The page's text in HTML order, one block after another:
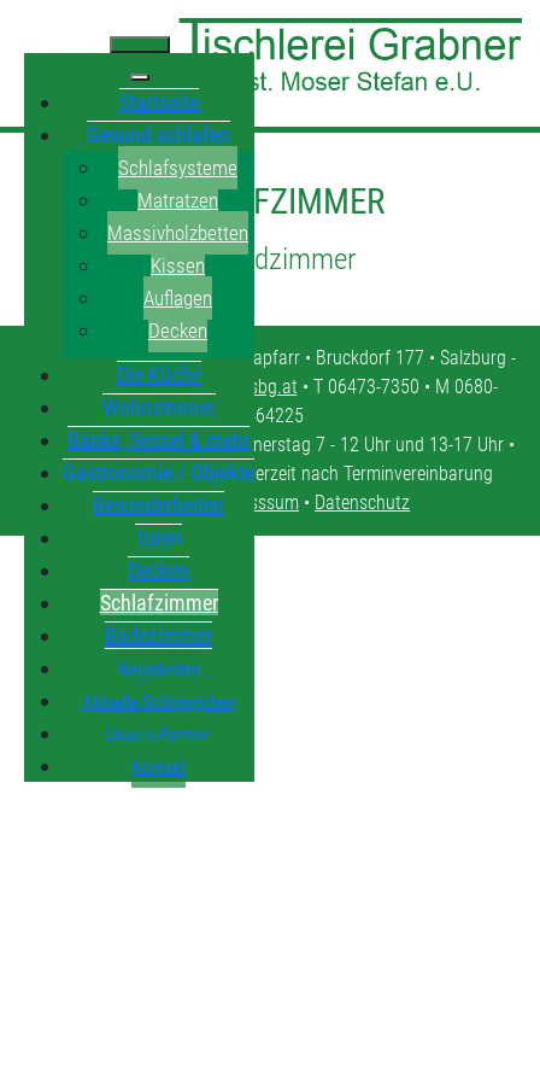
Startseite
Gesund schlafen
Schlafsysteme
Matratzen
Massivholzbetten
Kissen
Auflagen
Decken
Die Küche
Wohnzimmer
Bänke, Sessel & mehr
Gastronomie / Objekte
Besonderheiten
Türen
Decken
Schlafzimmer
Badezimmer
Neuigkeiten
Aktuelle Schnäppchen
Unsere Partner
Kontakt
SCHLAFZIMMER
Jugendzimmer
Tischlerei Grabner • 5571 Mariapfarr • Bruckdorf 177 • Salzburg -
Lungau • tischlerei.moser@sbg.at • T 06473-7350 • M 0680-
4464225
Öffnungszeiten: Montag - Donnerstag 7 - 12 Uhr und 13-17 Uhr •
Freitag 7 - 12 Uhr • oder jederzeit nach Terminvereinbarung
Kontakt•Impresssum • Datenschutz